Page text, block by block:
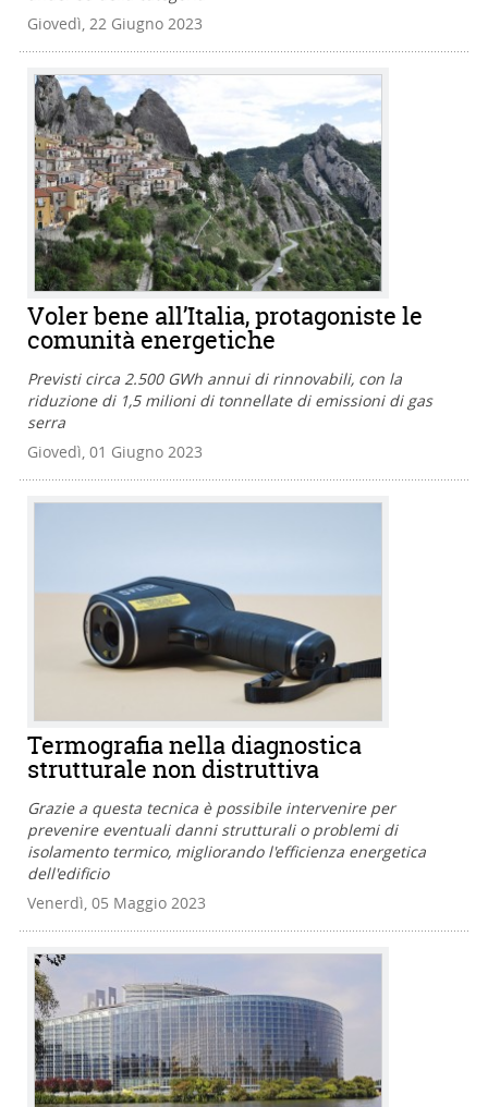
Giovedì, 22 Giugno 2023
Voler bene all’Italia, protagoniste le
comunità energetiche
Previsti circa 2.500 GWh annui di rinnovabili, con la
riduzione di 1,5 milioni di tonnellate di emissioni di gas
serra
Giovedì, 01 Giugno 2023
Termografia nella diagnostica
strutturale non distruttiva
Grazie a questa tecnica è possibile intervenire per
prevenire eventuali danni strutturali o problemi di
isolamento termico, migliorando l'efficienza energetica
dell'edificio
Venerdì, 05 Maggio 2023